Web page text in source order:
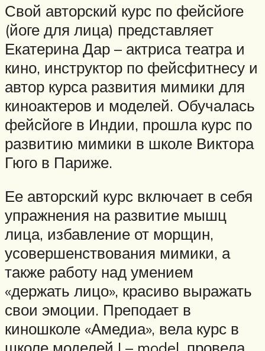
Свой авторский курс по фейсйоге
(йоге для лица) представляет
Екатерина Дар – актриса театра и
кино, инструктор по фейсфитнесу и
автор курса развития мимики для
киноактеров и моделей. Обучалась
фейсйоге в Индии, прошла курс по
развитию мимики в школе Виктора
Гюго в Париже.
Ее авторский курс включает в себя
упражнения на развитие мышц
лица, избавление от морщин,
усовершенствования мимики, а
также работу над умением
«держать лицо», красиво выражать
свои эмоции. Преподает в
киношколе «Амедиа», вела курс в